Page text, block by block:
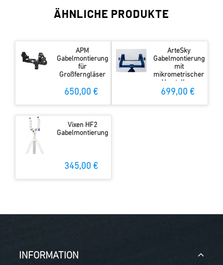
ÄHNLICHE PRODUKTE
APM
Gabelmontierung
für
Großferngläser
650,00 €
ArteSky
Gabelmontierung
mit
mikrometrischer
Verstellung
699,00 €
Vixen HF2
Gabelmontierung
345,00 €
INFORMATION